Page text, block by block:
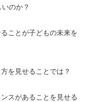
のか？
ことが子どもの未来を
を見せることでは？
スがあることを見せる